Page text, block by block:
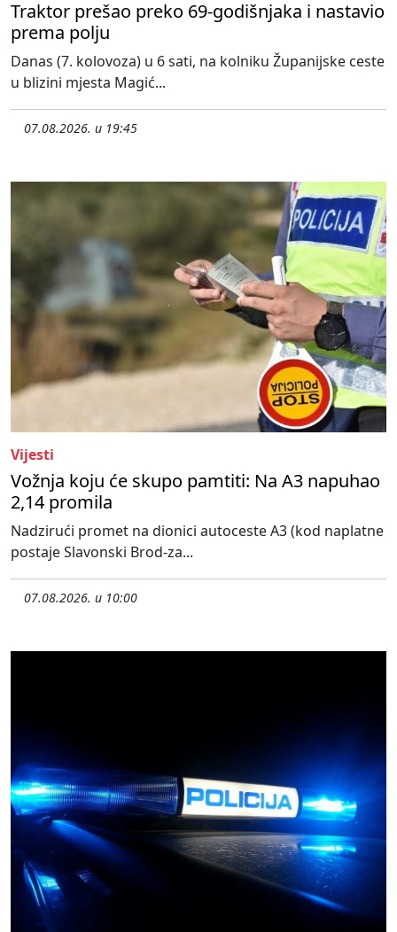
Traktor prešao preko 69-godišnjaka i nastavio
prema polju
Danas (7. kolovoza) u 6 sati, na kolniku Županijske ceste
u blizini mjesta Magić...
07.08.2026. u 19:45
Vijesti
Vožnja koju će skupo pamtiti: Na A3 napuhao
2,14 promila
Nadzirući promet na dionici autoceste A3 (kod naplatne
postaje Slavonski Brod-za...
07.08.2026. u 10:00